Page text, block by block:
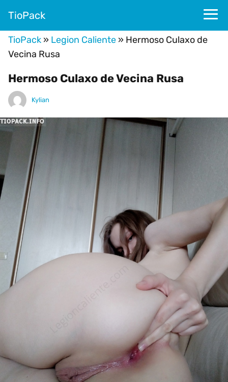
TioPack
TioPack » Legion Caliente » Hermoso Culaxo de
Vecina Rusa
Hermoso Culaxo de Vecina Rusa
Kylian